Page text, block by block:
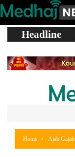
Headline
Home Ajab Gajab